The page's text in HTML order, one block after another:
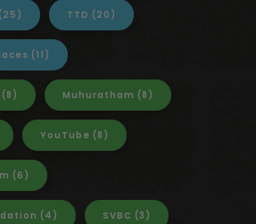
(25) TTD (20)
(11)
(8) Muhuratham (8)
YouTube (8)
(6)
(4) SVBC (3)